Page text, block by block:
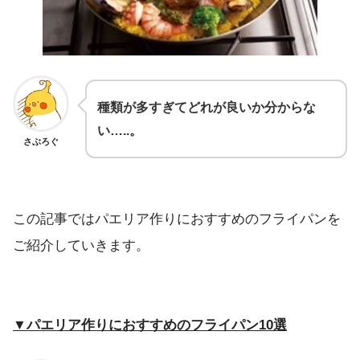
さぶろぐ
種類が多すぎてどれが良いか分からな
い…..。
この記事ではパエリア作りにおすすめのフライパンを
ご紹介していきます。
▼パエリア作りにおすすめのフライパン10選